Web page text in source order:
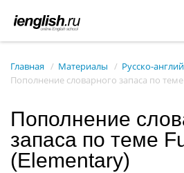
Главная Материалы
Русско-
Пополнение словарного запаса по
Пополнение
запаса по теме
(Elementary)